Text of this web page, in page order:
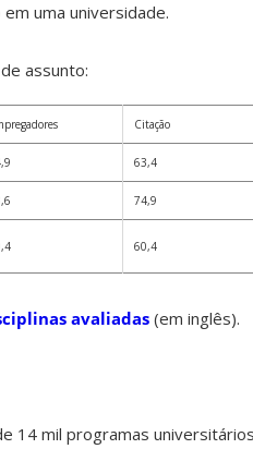
uma universidade.
assunto:
Citação
63,4
74,9
60,4
avaliadas (em inglês).
14 mil programas